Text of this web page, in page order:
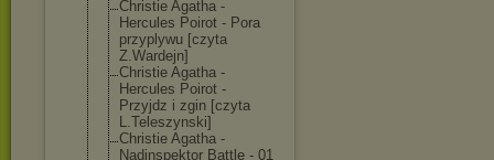
Christie Agatha -
Hercules Poirot - Pora
przyplywu [czyta
Z.Wardejn]
Christie Agatha -
Hercules Poirot -
Przyjdz i zgin [czyta
L.Teleszynski]
Christie Agatha -
Nadinspektor Battle - 01